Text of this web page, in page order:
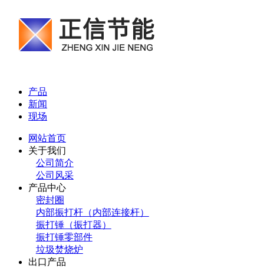
产品
新闻
现场
网站首页
关于我们
公司简介
公司风采
产品中心
密封圈
内部振打杆（内部连接杆）
振打锤（振打器）
振打锤零部件
垃圾焚烧炉
出口产品